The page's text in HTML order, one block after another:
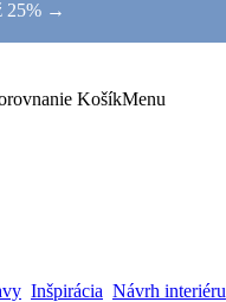
25% →
KošíkMenu
Inšpirácia Návrh interiéru